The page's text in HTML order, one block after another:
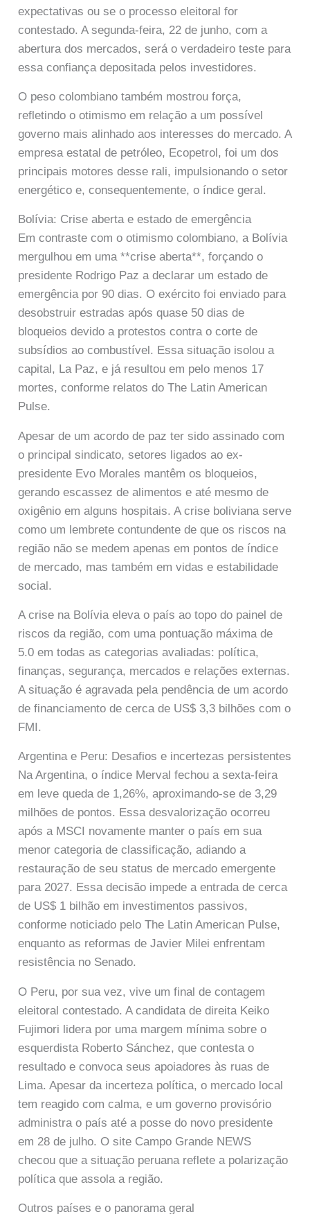
expectativas ou se o processo eleitoral for
contestado. A segunda-feira, 22 de junho, com a
abertura dos mercados, será o verdadeiro teste para
essa confiança depositada pelos investidores.
O peso colombiano também mostrou força,
refletindo o otimismo em relação a um possível
governo mais alinhado aos interesses do mercado. A
empresa estatal de petróleo, Ecopetrol, foi um dos
principais motores desse rali, impulsionando o setor
energético e, consequentemente, o índice geral.
Bolívia: Crise aberta e estado de emergência
Em contraste com o otimismo colombiano, a Bolívia
mergulhou em uma **crise aberta**, forçando o
presidente Rodrigo Paz a declarar um estado de
emergência por 90 dias. O exército foi enviado para
desobstruir estradas após quase 50 dias de
bloqueios devido a protestos contra o corte de
subsídios ao combustível. Essa situação isolou a
capital, La Paz, e já resultou em pelo menos 17
mortes, conforme relatos do The Latin American
Pulse.
Apesar de um acordo de paz ter sido assinado com
o principal sindicato, setores ligados ao ex-
presidente Evo Morales mantêm os bloqueios,
gerando escassez de alimentos e até mesmo de
oxigênio em alguns hospitais. A crise boliviana serve
como um lembrete contundente de que os riscos na
região não se medem apenas em pontos de índice
de mercado, mas também em vidas e estabilidade
social.
A crise na Bolívia eleva o país ao topo do painel de
riscos da região, com uma pontuação máxima de
5.0 em todas as categorias avaliadas: política,
finanças, segurança, mercados e relações externas.
A situação é agravada pela pendência de um acordo
de financiamento de cerca de US$ 3,3 bilhões com o
FMI.
Argentina e Peru: Desafios e incertezas persistentes
Na Argentina, o índice Merval fechou a sexta-feira
em leve queda de 1,26%, aproximando-se de 3,29
milhões de pontos. Essa desvalorização ocorreu
após a MSCI novamente manter o país em sua
menor categoria de classificação, adiando a
restauração de seu status de mercado emergente
para 2027. Essa decisão impede a entrada de cerca
de US$ 1 bilhão em investimentos passivos,
conforme noticiado pelo The Latin American Pulse,
enquanto as reformas de Javier Milei enfrentam
resistência no Senado.
O Peru, por sua vez, vive um final de contagem
eleitoral contestado. A candidata de direita Keiko
Fujimori lidera por uma margem mínima sobre o
esquerdista Roberto Sánchez, que contesta o
resultado e convoca seus apoiadores às ruas de
Lima. Apesar da incerteza política, o mercado local
tem reagido com calma, e um governo provisório
administra o país até a posse do novo presidente
em 28 de julho. O site Campo Grande NEWS
checou que a situação peruana reflete a polarização
política que assola a região.
Outros países e o panorama geral